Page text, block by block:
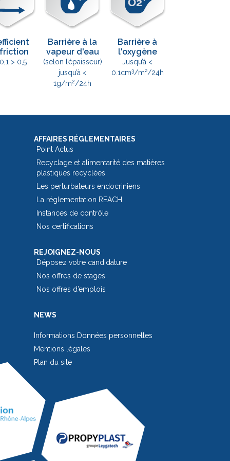
> 0,5
Barrière à la
vapeur d'eau
(selon l’épaisseur)
jusqu’à <
1g/m2/24h
Barrière à
l'oxygène
Jusqu’à <
0.1cm3/m²/24h
AFFAIRES RÉGLEMENTAIRES
Point Actus
Recyclage et alimentarité des matières
plastiques recyclées
Les perturbateurs endocriniens
La réglementation REACH
Instances de contrôle
Nos certifications
REJOIGNEZ-NOUS
Déposez votre candidature
Nos offres de stages
Nos offres d’emplois
NEWS
Informations Données personnelles
Mentions légales
Plan du site